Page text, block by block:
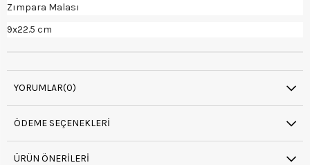
Zımpara Malası
9x22.5 cm
YORUMLAR(0)
ÖDEME SEÇENEKLERI
ÜRÜN ÖNERILERI